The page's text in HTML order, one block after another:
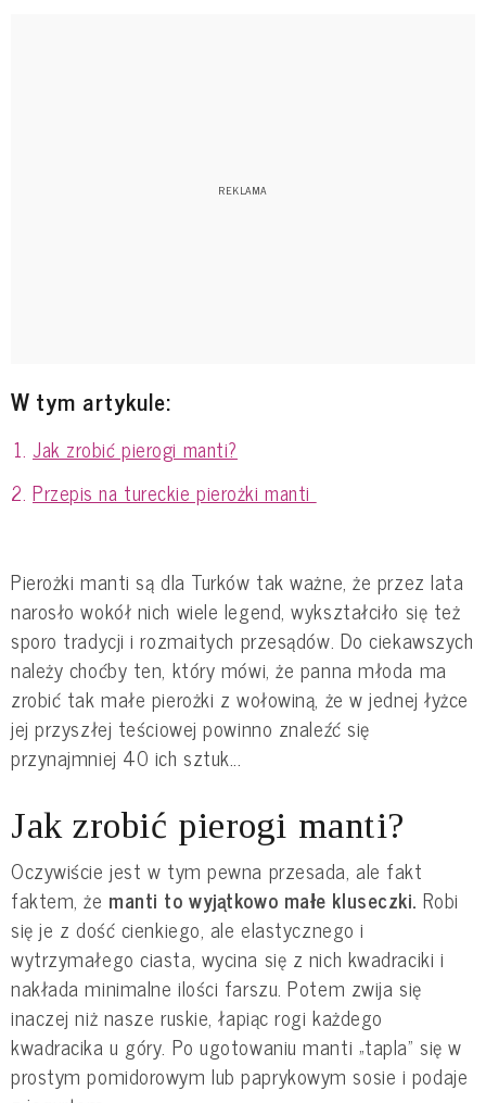
W tym artykule:
Jak zrobić pierogi manti?
Przepis na tureckie pierożki manti
Pierożki manti są dla Turków tak ważne, że przez lata
narosło wokół nich wiele legend, wykształciło się też
sporo tradycji i rozmaitych przesądów. Do ciekawszych
należy choćby ten, który mówi, że panna młoda ma
zrobić tak małe pierożki z wołowiną, że w jednej łyżce
jej przyszłej teściowej powinno znaleźć się
przynajmniej 40 ich sztuk...
Jak zrobić pierogi manti?
Oczywiście jest w tym pewna przesada, ale fakt
faktem, że manti to wyjątkowo małe kluseczki. Robi
się je z dość cienkiego, ale elastycznego i
wytrzymałego ciasta, wycina się z nich kwadraciki i
nakłada minimalne ilości farszu. Potem zwija się
inaczej niż nasze ruskie, łapiąc rogi każdego
kwadracika u góry. Po ugotowaniu manti „tapla” się w
prostym pomidorowym lub paprykowym sosie i podaje